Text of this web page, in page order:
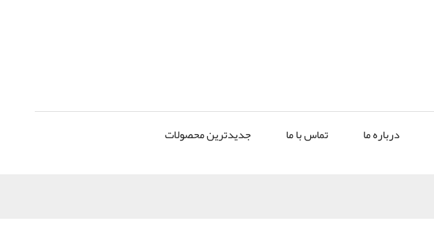
درباره ما تماس با ما جدیدترین محصولات